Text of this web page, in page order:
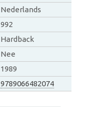
Nederlands
992
Hardback
Nee
1989
9789066482074